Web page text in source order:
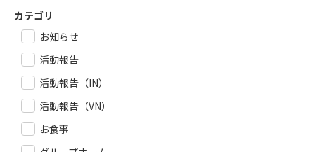
カテゴリ
お知らせ
活動報告
活動報告（IN）
活動報告（VN）
お食事